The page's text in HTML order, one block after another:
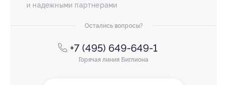
и надежными партнерами
Остались вопросы?
+7 (495) 649-649-1
Горячая линия Биглиона